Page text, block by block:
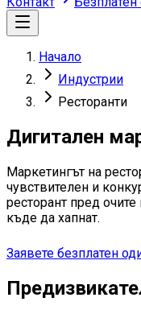
Начало
Индустрии
Ресторанти
Дигитален
Маркетингът на
чувствителен и
ресторант пред очите
къде да хапнат.
Заявете безплатен